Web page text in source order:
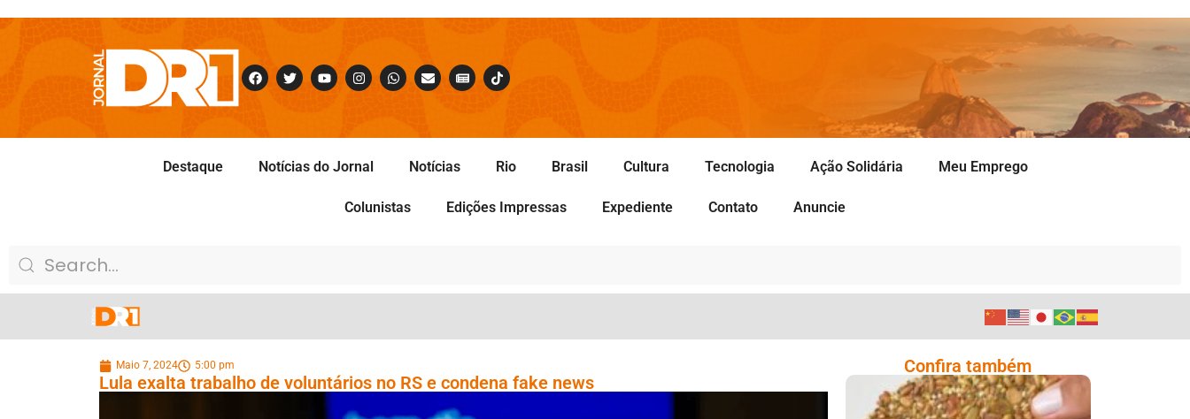
Destaque Notícias do Jornal Notícias Rio Brasil Cultura Tecnologia Ação Solidária Meu Emprego
Colunistas Edições Impressas Expediente Contato Anuncie
Maio 7, 2024 5:00 pm
Lula exalta trabalho de voluntários no RS e condena fake news
Confira também